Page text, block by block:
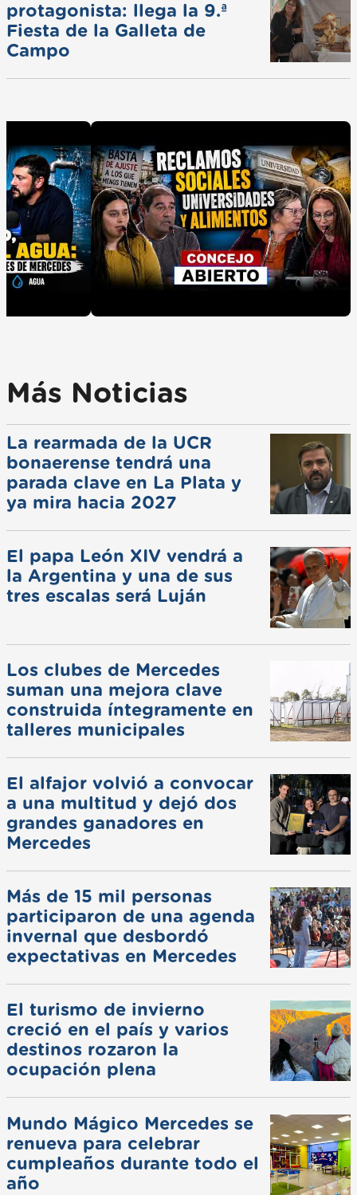
protagonista: llega la 9.ª
Fiesta de la Galleta de
Campo
Más Noticias
La rearmada de la UCR
bonaerense tendrá una
parada clave en La Plata y
ya mira hacia 2027
El papa León XIV vendrá a
la Argentina y una de sus
tres escalas será Luján
Los clubes de Mercedes
suman una mejora clave
construida íntegramente en
talleres municipales
El alfajor volvió a convocar
a una multitud y dejó dos
grandes ganadores en
Mercedes
Más de 15 mil personas
participaron de una agenda
invernal que desbordó
expectativas en Mercedes
El turismo de invierno
creció en el país y varios
destinos rozaron la
ocupación plena
Mundo Mágico Mercedes se
renueva para celebrar
cumpleaños durante todo el
año